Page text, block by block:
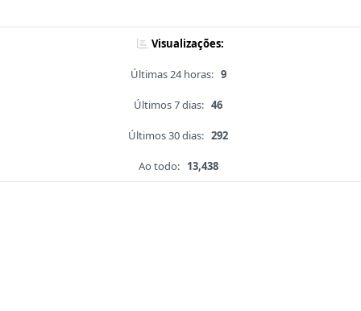
Visualizações:
Últimas 24 horas: 9
Últimos 7 dias: 46
Últimos 30 dias: 292
Ao todo: 13,438